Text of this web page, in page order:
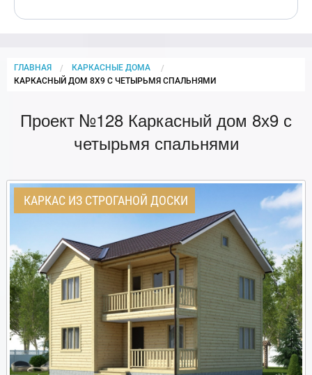
ГЛАВНАЯ
КАРКАСНЫЕ ДОМА
CURRENT:
КАРКАСНЫЙ ДОМ 8Х9 С ЧЕТЫРЬМЯ СПАЛЬНЯМИ
Проект №128 Каркасный дом 8х9 с
четырьмя спальнями
КАРКАС ИЗ СТРОГАНОЙ ДОСКИ